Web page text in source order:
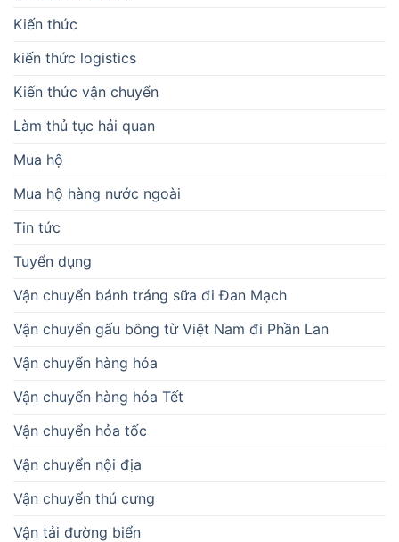
Kiến thức
kiến thức logistics
Kiến thức vận chuyển
Làm thủ tục hải quan
Mua hộ
Mua hộ hàng nước ngoài
Tin tức
Tuyển dụng
Vận chuyển bánh tráng sữa đi Đan Mạch
Vận chuyển gấu bông từ Việt Nam đi Phần Lan
Vận chuyển hàng hóa
Vận chuyển hàng hóa Tết
Vận chuyển hỏa tốc
Vận chuyển nội địa
Vận chuyển thú cưng
Vận tải đường biển